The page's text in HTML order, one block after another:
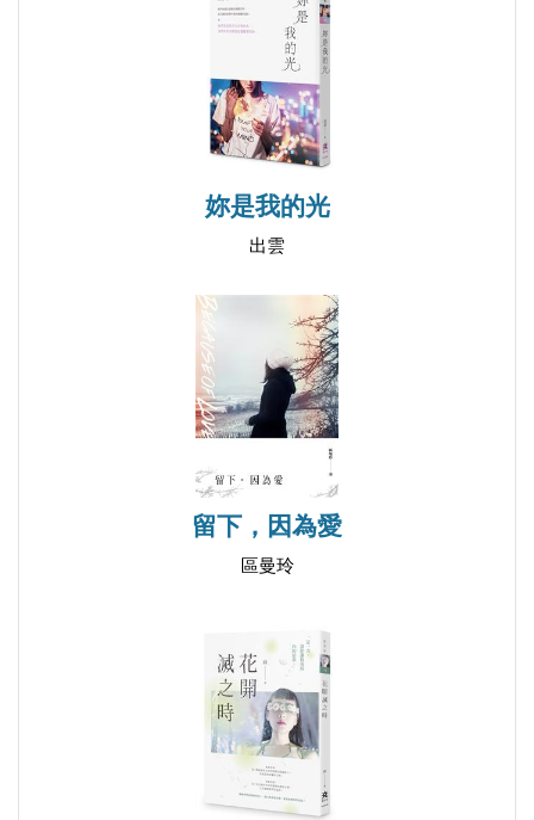
妳是我的光
出雲
留下，因為愛
區曼玲